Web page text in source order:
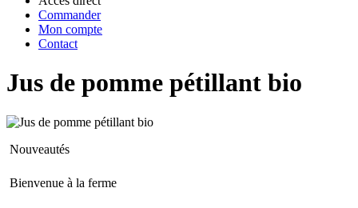
Commander
Mon compte
Contact
Jus de pomme pétillant bio
Nouveautés
Bienvenue à la ferme